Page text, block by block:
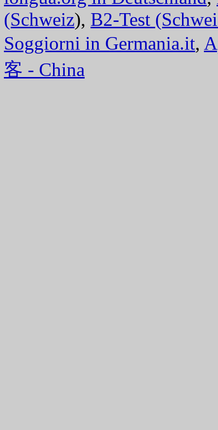
(Schweiz), B2-Test
Soggiorni in Germania.it,
客 - China